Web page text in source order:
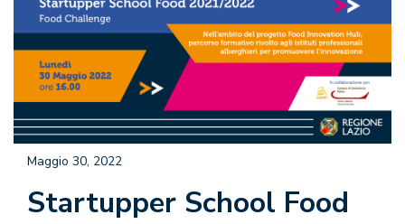
Startupper School Food
Maggio 30, 2022